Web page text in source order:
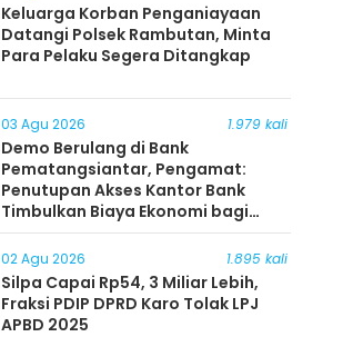
Keluarga Korban Penganiayaan
Datangi Polsek Rambutan, Minta
Para Pelaku Segera Ditangkap
03 Agu 2026 1.979 kali
Demo Berulang di Bank
Pematangsiantar, Pengamat:
Penutupan Akses Kantor Bank
Timbulkan Biaya Ekonomi bagi
Masyarakat
02 Agu 2026 1.895 kali
Silpa Capai Rp54, 3 Miliar Lebih,
Fraksi PDIP DPRD Karo Tolak LPJ
APBD 2025